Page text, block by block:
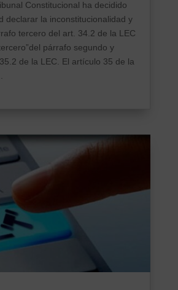
Constitucional ha decidido
declarar la inconstitucionalidad y
tercero del art. 34.2 de la LEC
párrafo segundo y
de la LEC. El artículo 35 de la